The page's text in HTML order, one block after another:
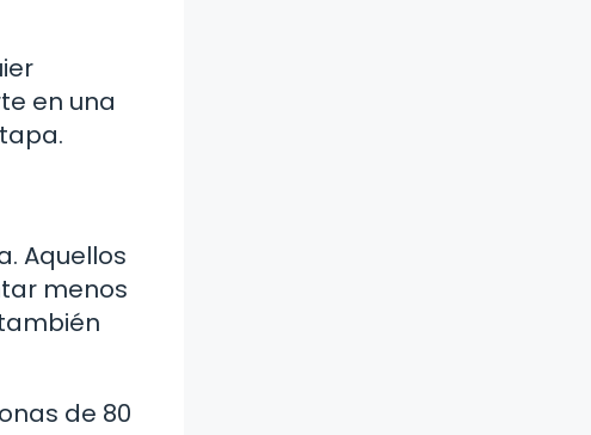
en una
Aquellos
menos
de 80